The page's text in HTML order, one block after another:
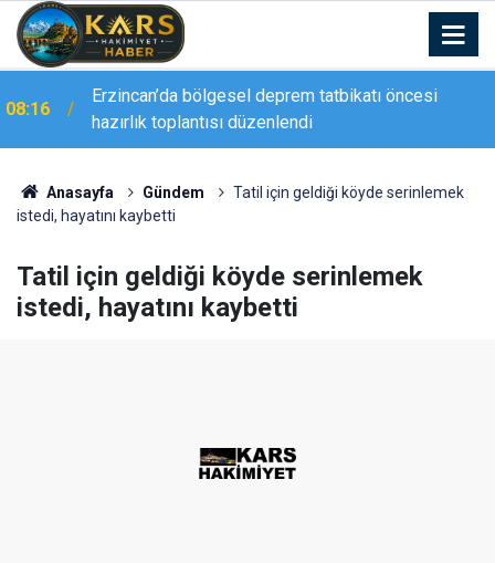
08:16
Erzincan’da bölgesel deprem tatbikatı öncesi
hazırlık toplantısı düzenlendi
08:12
YAŞ kararıyla emekliye ayrılan Tümgeneral Ataç’tan
Vali Aydoğdu’ya veda ziyareti
Anasayfa Gündem
Tatil için geldiği köyde serinlemek
istedi, hayatını kaybetti
Tatil için geldiği köyde serinlemek
istedi, hayatını kaybetti